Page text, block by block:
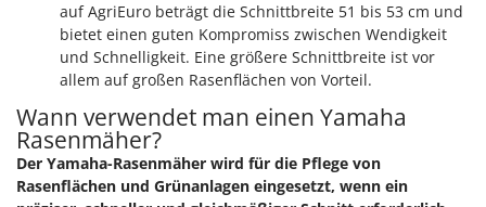
Schneefräsen
Schneeräumer
Schrotmühlen - elektrisch
Schwader für Traktoren
Schweißgeräte
Seilwinden - Motorseilwinden
Hailo
Helvi
HiKOKI
Honda
auf AgriEuro beträgt die Schnittbreite 51 bis 53 cm und
bietet einen guten Kompromiss zwischen Wendigkeit
und Schnelligkeit. Eine größere Schnittbreite ist vor
allem auf großen Rasenflächen von Vorteil.
Wann verwendet man einen Yamaha
Rasenmäher?
Der Yamaha-Rasenmäher wird für die Pflege von
Rasenflächen und Grünanlagen eingesetzt, wenn ein